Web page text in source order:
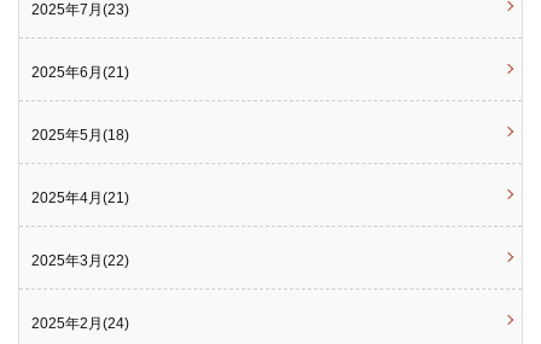
2025年7月(23)
2025年6月(21)
2025年5月(18)
2025年4月(21)
2025年3月(22)
2025年2月(24)